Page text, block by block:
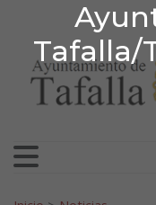
Tafalla/
Ir al contenido
Search for: